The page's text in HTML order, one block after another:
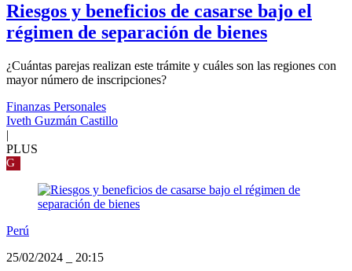
Riesgos y beneficios de casarse bajo el
régimen de separación de bienes
¿Cuántas parejas realizan este trámite y cuáles son las regiones con
mayor número de inscripciones?
Finanzas Personales
Iveth Guzmán Castillo
|
PLUS
G
Perú
25/02/2024
20:15